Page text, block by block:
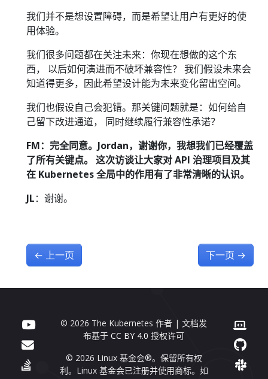
我们并不是想设置障碍，而是希望让用户有更好的使
用体验。
我们很多问题都在关注未来：你现在想做的这个东
西， 以后如何演进而不破坏兼容性？ 我们假设未来会
知道得更多，因此希望设计能为未来变化留出空间。
我们也假设自己会犯错。那关键问题就是：如何给自
己留下改进通道， 同时继续履行兼容性承诺？
FM：完全同意。Jordan，谢谢你，我想我们已经覆盖
了所有关键点。 这次访谈让大家对 API 治理项目及其
在 Kubernetes 全局中的作用有了非常清晰的认识。
JL：谢谢。
← 上一页 下一页 →
© 2026 The Kubernetes 作者 | 文档发
布基于CC BY 4.0 授权许可
© 2026 Linux 基金会®。保留所有权
利。Linux 基金会已注册并使用商标。如